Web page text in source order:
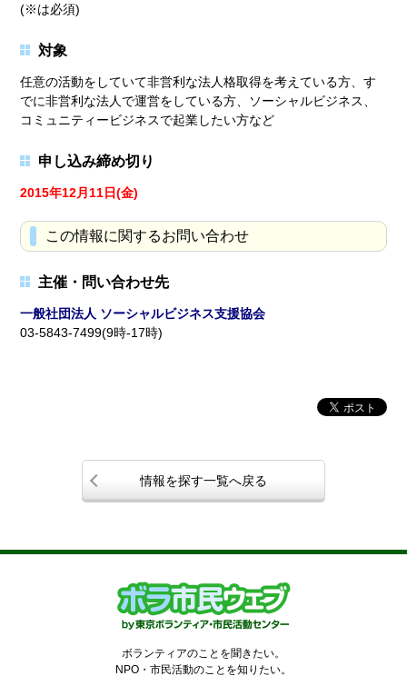
(※は必須)
対象
任意の活動をしていて非営利な法人格取得を考えている方、す
でに非営利な法人で運営をしている方、ソーシャルビジネス、
コミュニティービジネスで起業したい方など
申し込み締め切り
2015年12月11日(金)
この情報に関するお問い合わせ
主催・問い合わせ先
一般社団法人 ソーシャルビジネス支援協会
03-5843-7499(9時-17時)
情報を探す一覧へ戻る
ボランティアのことを聞きたい。
NPO・市民活動のことを知りたい。